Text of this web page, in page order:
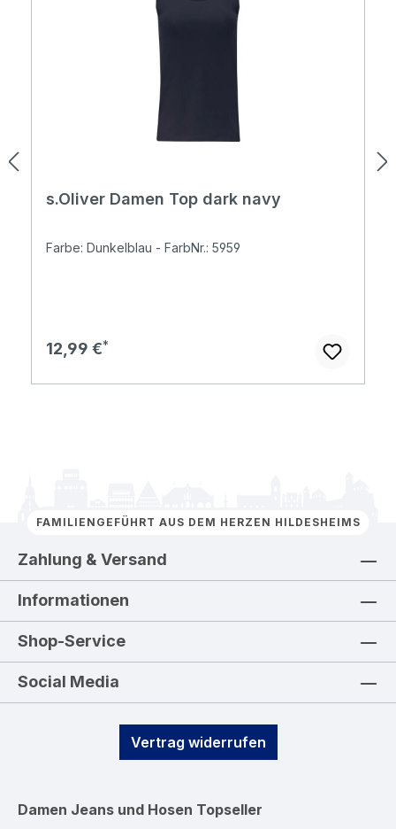
s.Oliver Damen Top dark navy
Farbe: Dunkelblau - FarbNr.: 5959
Regulärer Preis:
12,99 €
FAMILIENGEFÜHRT AUS DEM HERZEN HILDESHEIMS
Zahlung & Versand
Informationen
Shop-Service
Social Media
Vertrag widerrufen
Damen Jeans und Hosen Topseller